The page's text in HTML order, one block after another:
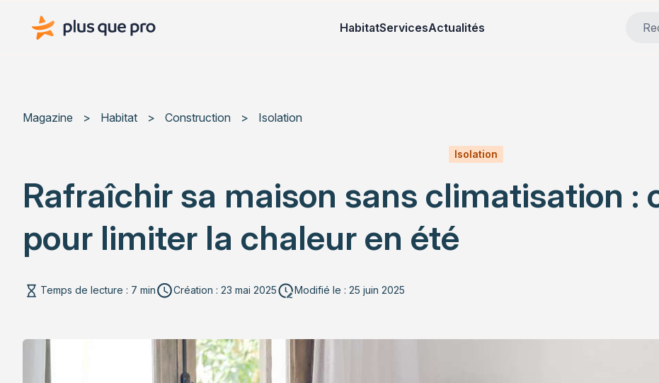
Plus que pro Mag'
HabitatServicesActualités
Magazine > Habitat > Construction > Isolation
Isolation
Rafraîchir sa maison sans climatisation :
pour limiter la chaleur en été
Temps de lecture : 7 min Création : 23 mai 2025 Modifié le : 25 juin 2025